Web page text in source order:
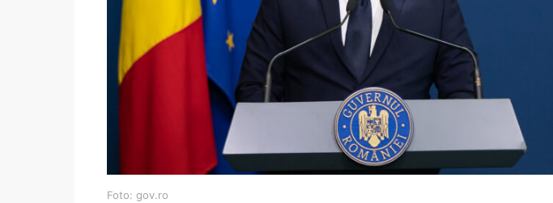
Foto: gov.ro